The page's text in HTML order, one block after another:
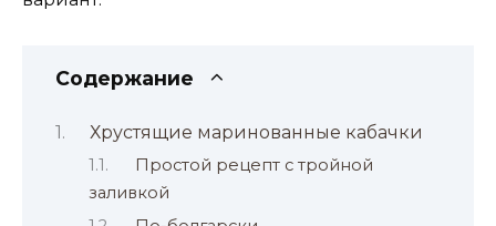
Содержание
Хрустящие маринованные кабачки
Простой рецепт с тройной
заливкой